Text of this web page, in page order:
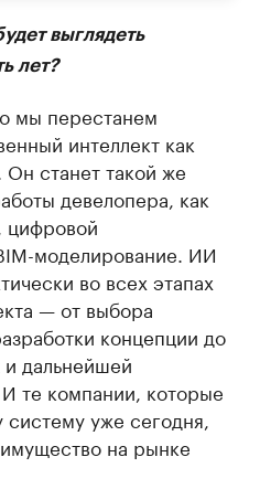
выглядеть
лет?
мы перестанем
интеллект как
станет такой же
девелопера, как
цифровой
моделирование. ИИ
во всех этапах
— от выбора
концепции до
и дальнейшей
те компании, которые
систему уже сегодня,
на рынке